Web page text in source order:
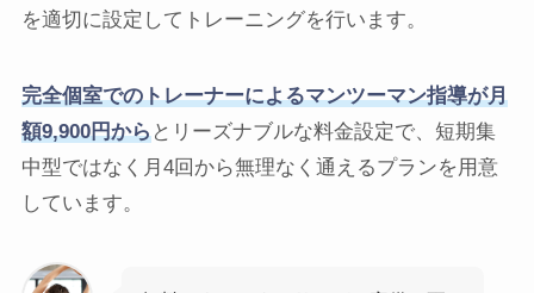
を適切に設定してトレーニングを行います。
完全個室でのトレーナーによるマンツーマン指導が月
額9,900円からとリーズナブルな料金設定で、短期集
中型ではなく月4回から無理なく通えるプランを用意
しています。